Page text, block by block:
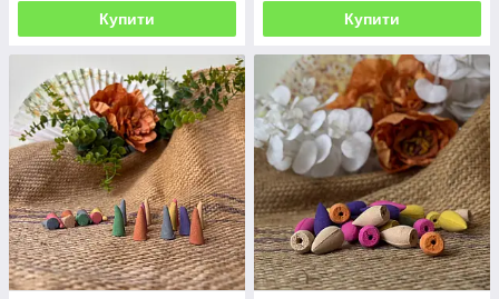
Купити Купити